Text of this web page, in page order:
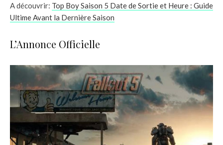
A découvrir: Top Boy Saison 5 Date de Sortie et Heure : Guide
Ultime Avant la Dernière Saison
L’Annonce Officielle